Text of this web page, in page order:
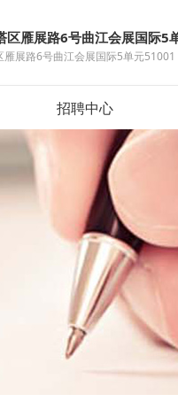
区雁展路6号曲江会展国际5
雁展路6号曲江会展国际5单元51001
招聘中心